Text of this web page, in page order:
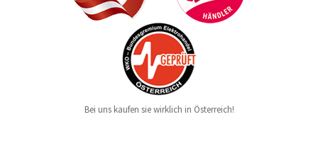
Bei uns kaufen sie wirklich in Österreich!